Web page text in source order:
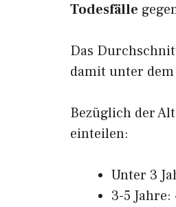
Todesfälle
Das
damit unter
Bezüglich der
einteilen:
Unter 3
3-5